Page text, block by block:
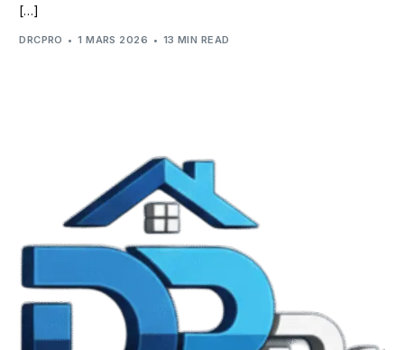
[…]
DRCPRO 1 MARS 2026 13 MIN READ